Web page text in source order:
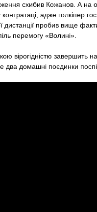
схибив Кожанов. А на
адже голкіпер
пробив вище
перемогу «Волині».
завершить на
два домашні поєдинки